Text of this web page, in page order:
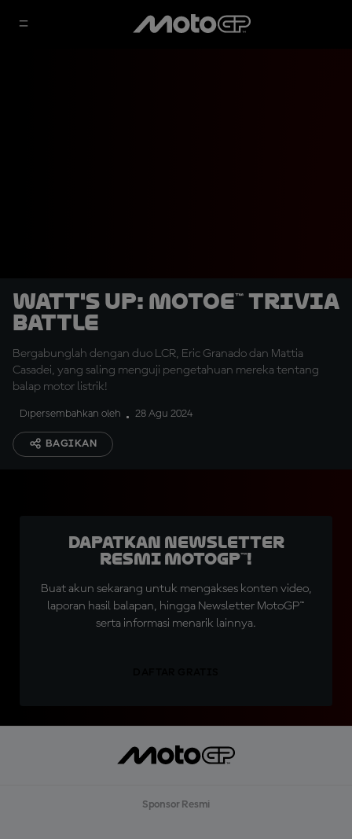
Watt's Up: MotoE™ Trivia
Battle
Bergabunglah dengan duo LCR, Eric Granado dan Mattia
Casadei, yang saling menguji pengetahuan mereka tentang
balap motor listrik!
Dipersembahkan oleh 28 Agu 2024
BAGIKAN
Dapatkan Newsletter
Resmi MotoGP™!
Buat akun sekarang untuk mengakses konten video,
laporan hasil balapan, hingga Newsletter MotoGP™
serta informasi menarik lainnya.
Sponsor Resmi